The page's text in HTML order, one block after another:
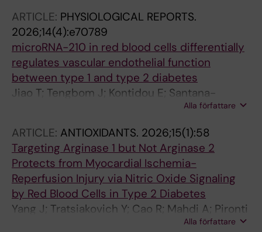
ARTICLE: PHYSIOLOGICAL REPORTS.
2026;14(4):e70789
microRNA-210 in red blood cells differentially
regulates vascular endothelial function
between type 1 and type 2 diabetes
Jiao T; Tengbom J; Kontidou E; Santana-
Garrido A; Humoud R; Alvarsson M; Manickam
K; Yang J; Mahdi A; Collado A; Pernow J; Zhou Z
Alla författare
ARTICLE: ANTIOXIDANTS. 2026;15(1):58
Targeting Arginase 1 but Not Arginase 2
Protects from Myocardial Ischemia-
Reperfusion Injury via Nitric Oxide Signaling
by Red Blood Cells in Type 2 Diabetes
Yang J; Tratsiakovich Y; Cao R; Mahdi A; Pironti
G; Jiao T; Humoud R; Kontidou E; Tengbom J;
Alla författare